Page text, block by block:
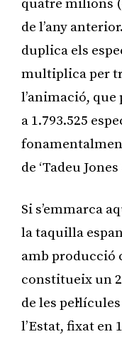
quatre milions
de l’any
duplica els
multiplica per
l’animació, que
a 1.793.525
de ‘Tadeu
Si s’emmarca
la taquilla
amb producció
constitueix un
de les
l’Estat, fixat en